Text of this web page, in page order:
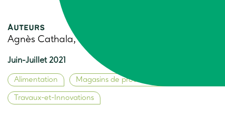
Auteurs
Agnès Cathala, Trame
Juin-Juillet 2021
Alimentation Magasins de producteurs
Travaux-et-Innovations